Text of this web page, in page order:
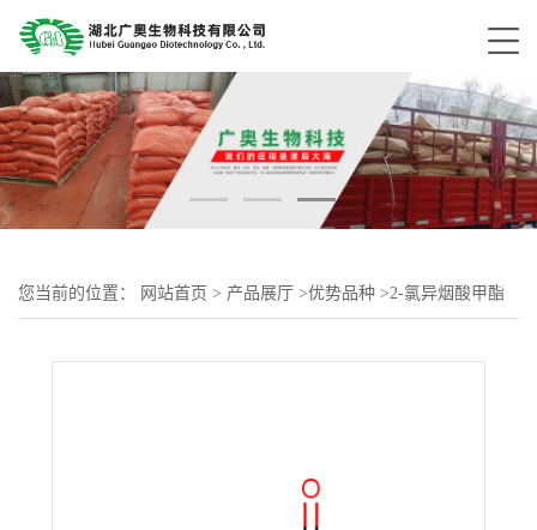
您当前的位置： 网站首页 > 产品展厅 >优势品种 >2-氯异烟酸甲酯